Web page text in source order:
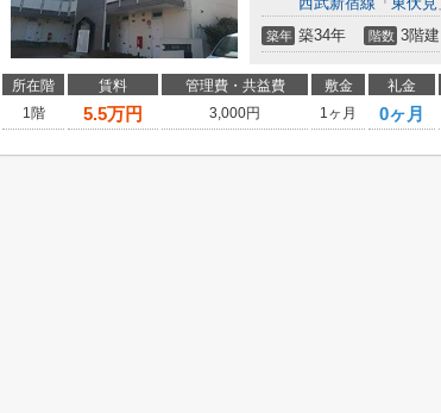
築年 築34年 階数 3階建
所在階 賃料 管理費・共益費 敷金 礼金
1階
5.5万円 3,000円 1ヶ月 0ヶ月